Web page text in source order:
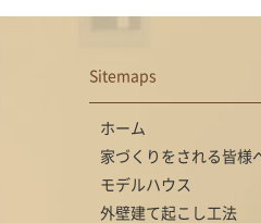
Sitemaps
ホーム
家づくりをされる皆様
モデルハウス
外壁建て起こし工法